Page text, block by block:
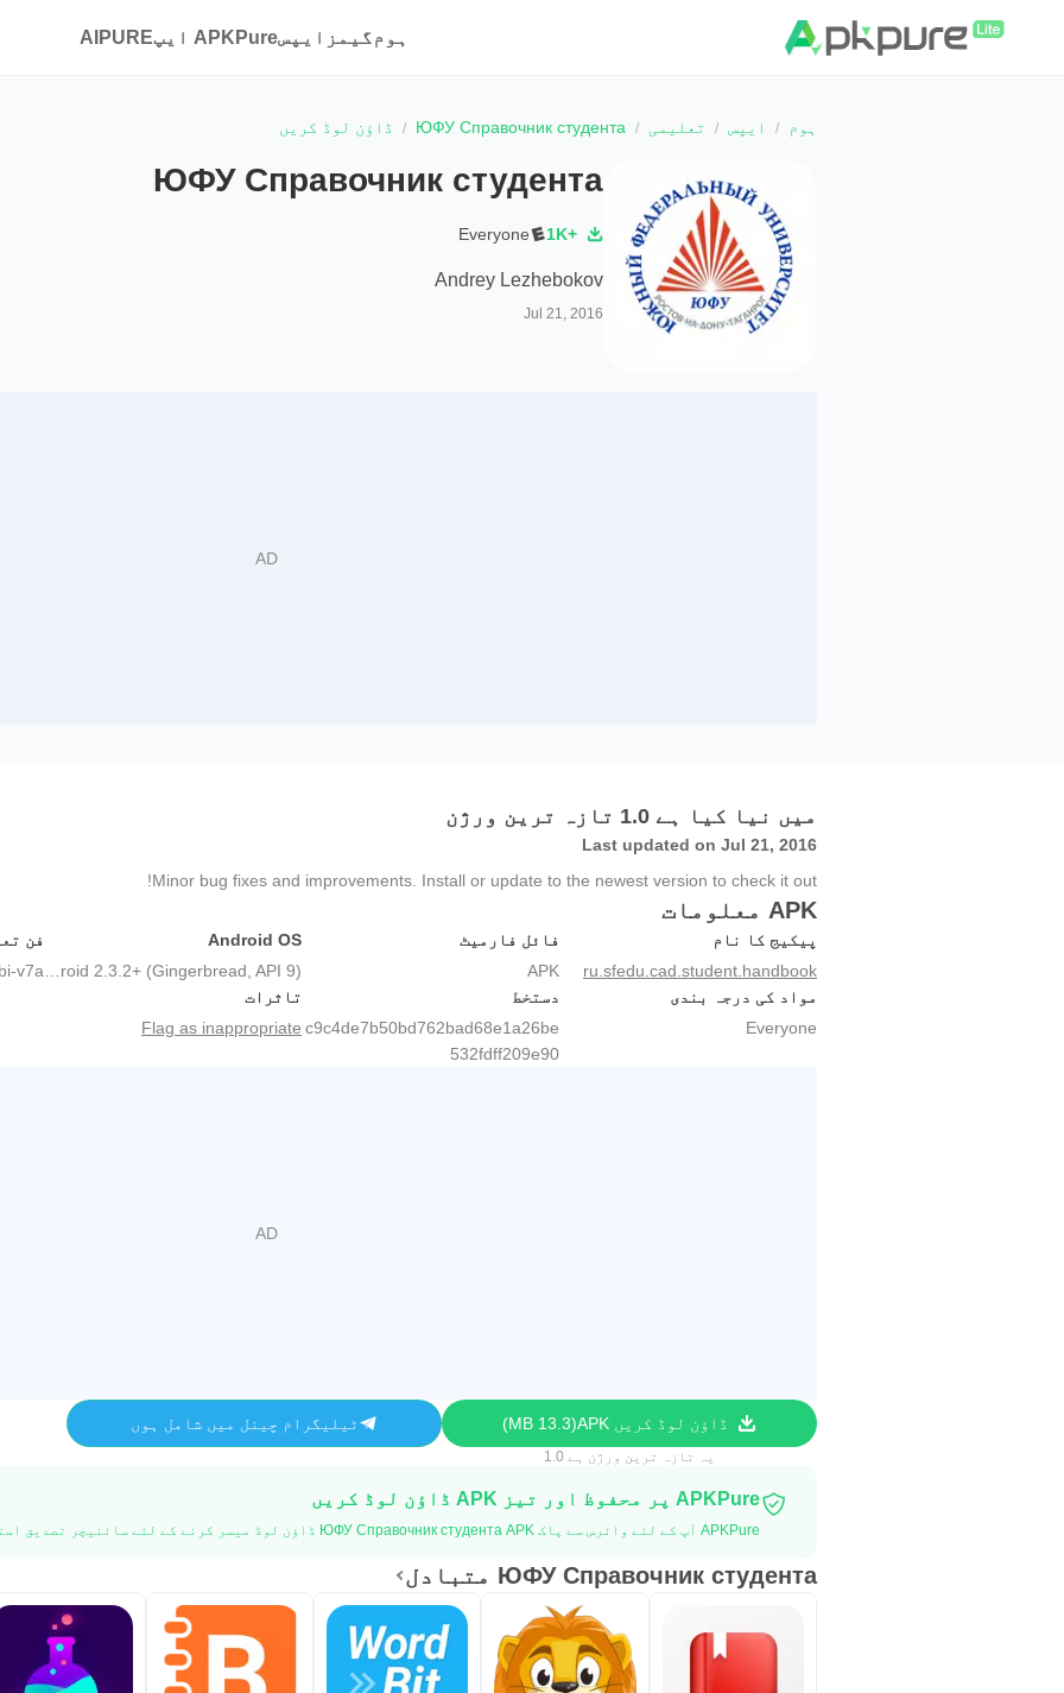
ہوم گیمز ایپسAPKPure ایپ AIPURE
ہوم ایپس تعلیمی ЮФУ Справочник студента ڈاؤن لوڈ کریں
ЮФУ Справочник студента
1K+
Everyone
Andrey Lezhebokov
Jul 21, 2016
میں نیا کیا ہے 1.0 تازہ ترین ورژن
Last updated on Jul 21, 2016
Minor bug fixes and improvements. Install or update to the newest version to check it out!
APK معلومات
پیکیج کا نام
ru.sfedu.cad.student.handbook
فائل فارمیٹ
APK
Android OS
فن
v7a
مواد کی درجہ بندی
Everyone
دستخط
c9c4de7b50bd762bad68e1a26be
532fdff209e90
تاثرات
Flag as inappropriate
یہ تازہ ترین ورژن ہے 1.0
ڈاؤن لوڈ کریں APK 13.3 MB ٹیلیگرام چینل میں شامل ہوں
APKPure پر محفوظ اور تیز APK ڈاؤن لوڈ کریں
APKPure آپ کے لئے وائرس سے پاک ЮФУ Справочник студента APK ڈاؤن لوڈ میسر کرنے کے لئے سائنیچر تصدیق استعمال کرتا ہے۔
ЮФУ Справочник студента متبادل